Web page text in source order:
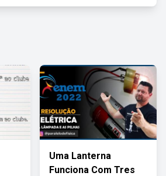
Uma Lanterna
Funciona Com Tres